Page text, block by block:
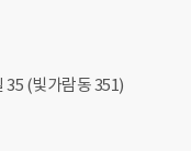
35 (빛가람동 351)